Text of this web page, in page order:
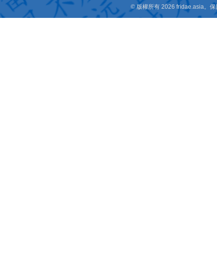
© 版權所有 2026 fridae.asia。